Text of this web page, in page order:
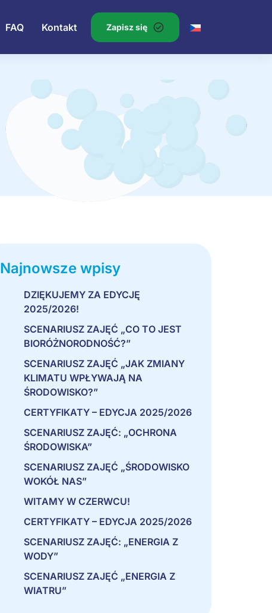
FAQ Kontakt Zapisz się
Najnowsze wpisy
DZIĘKUJEMY ZA EDYCJĘ
2025/2026!
SCENARIUSZ ZAJĘĆ „CO TO JEST
BIORÓŻNORODNOŚĆ?”
SCENARIUSZ ZAJĘĆ „JAK ZMIANY
KLIMATU WPŁYWAJĄ NA
ŚRODOWISKO?”
CERTYFIKATY – EDYCJA 2025/2026
SCENARIUSZ ZAJĘĆ: „OCHRONA
ŚRODOWISKA”
SCENARIUSZ ZAJĘĆ „ŚRODOWISKO
WOKÓŁ NAS”
WITAMY W CZERWCU!
CERTYFIKATY – EDYCJA 2025/2026
SCENARIUSZ ZAJĘĆ: „ENERGIA Z
WODY”
SCENARIUSZ ZAJĘĆ „ENERGIA Z
WIATRU”